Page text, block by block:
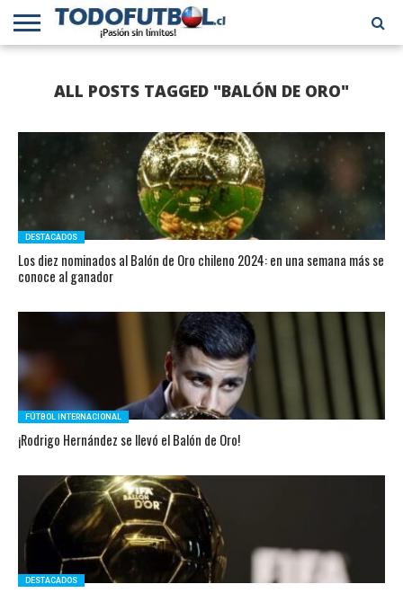
CHILENA
EN EL
MUNDO
INTERNACIONAL
ALL POSTS TAGGED "BALÓN DE ORO"
DESTACADOS
Los diez nominados al Balón de Oro chileno 2024: en una semana más se
conoce al ganador
FÚTBOL INTERNACIONAL
¡Rodrigo Hernández se llevó el Balón de Oro!
DESTACADOS